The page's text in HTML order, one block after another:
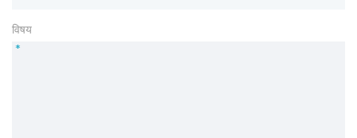
विषय
*